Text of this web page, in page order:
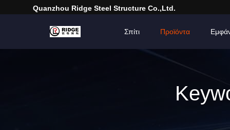
Quanzhou Ridge Steel Structure Co.,Ltd.
Σπίτι Προϊόντα